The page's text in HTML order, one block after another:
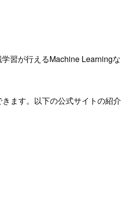
習が行えるMachine Learningな
ます。以下の公式サイトの紹介